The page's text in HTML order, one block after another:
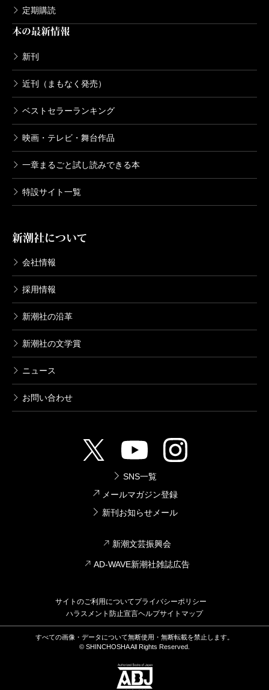
定期購読
本の最新情報
新刊
近刊（まもなく発売）
ベストセラーランキング
映画・テレビ・舞台作品
一章まるごと試し読みできる本
特設サイト一覧
新潮社について
会社情報
採用情報
新潮社の沿革
新潮社の文学賞
ニュース
お問い合わせ
SNS一覧
メールマガジン登録
新刊お知らせメール
新潮文芸振興会
AD-WAVE新潮社雑誌広告
サイトのご利用についてプライバシーポリシー
ハラスメント防止宣言ヘルプサイトマップ
すべての画像・データについて無断使用・無断転載を禁止します。
© SHINCHOSHA All Rights Reserved.